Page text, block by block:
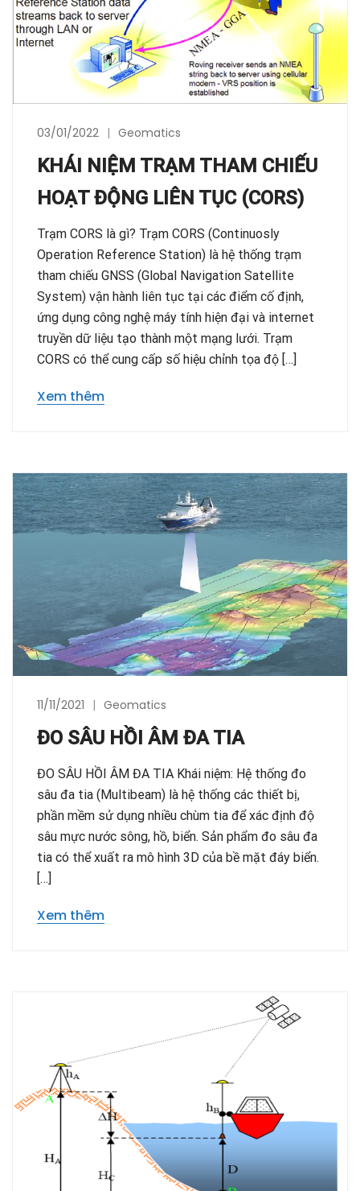
03/01/2022 Geomatics
KHÁI NIỆM TRẠM THAM CHIẾU
HOẠT ĐỘNG LIÊN TỤC (CORS)
Trạm CORS là gì? Trạm CORS (Continuosly
Operation Reference Station) là hệ thống trạm
tham chiếu GNSS (Global Navigation Satellite
System) vận hành liên tục tại các điểm cố định,
ứng dụng công nghệ máy tính hiện đại và internet
truyền dữ liệu tạo thành một mạng lưới. Trạm
CORS có thể cung cấp số hiệu chỉnh tọa độ […]
Xem thêm
11/11/2021 Geomatics
ĐO SÂU HỒI ÂM ĐA TIA
ĐO SÂU HỒI ÂM ĐA TIA Khái niệm: Hệ thống đo
sâu đa tia (Multibeam) là hệ thống các thiết bị,
phần mềm sử dụng nhiều chùm tia để xác định độ
sâu mực nước sông, hồ, biển. Sản phẩm đo sâu đa
tia có thể xuất ra mô hình 3D của bề mặt đáy biển.
[…]
Xem thêm